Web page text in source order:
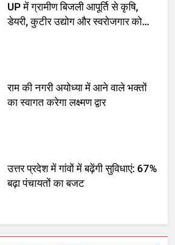
UP में ग्रामीण बिजली आपूर्ति से कृषि,
डेयरी, कुटीर उद्योग और स्वरोजगार को
राम की नगरी अयोध्या में आने वाले भक्तों
का स्वागत करेगा लक्ष्मण द्वार
उत्तर प्रदेश में गांवों में बढ़ेंगी सुविधाएं: 67%
बढ़ा पंचायतों का बजट